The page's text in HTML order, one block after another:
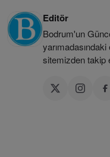
Editör
Bodrum'un
sitemizden takip